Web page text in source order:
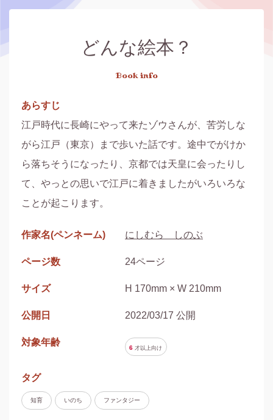
どんな絵本？
Book info
あらすじ
江戸時代に長崎にやって来たゾウさんが、苦労しな
がら江戸（東京）まで歩いた話です。途中でがけか
ら落ちそうになったり、京都では天皇に会ったりし
て、やっとの思いで江戸に着きましたがいろいろな
ことが起こります。
作家名(ペンネーム) にしむら しのぶ
ページ数 24ページ
サイズ H 170mm × W 210mm
公開日 2022/03/17 公開
対象年齢
6 才以上向け
タグ
知育 いのち ファンタジー